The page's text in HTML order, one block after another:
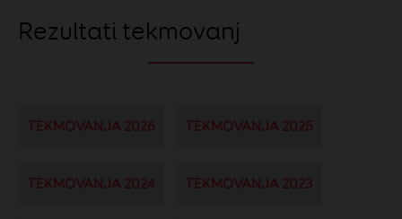
Rezultati tekmovanj
TEKMOVANJA 2026 TEKMOVANJA 2025
TEKMOVANJA 2024 TEKMOVANJA 2023